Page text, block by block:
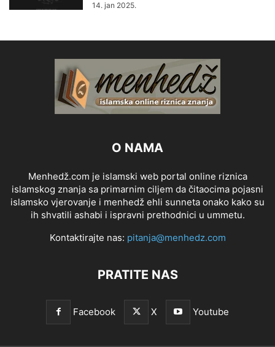
14. jan 2025.
O NAMA
Menhedž.com je islamski web portal online riznica
islamskog znanja sa primarnim ciljem da čitaocima pojasni
islamsko vjerovanje i menhedž ehli sunneta onako kako su
ih shvatili ashabi i ispravni prethodnici u ummetu.
Kontaktirajte nas: pitanja@menhedz.com
PRATITE NAS
Facebook X Youtube